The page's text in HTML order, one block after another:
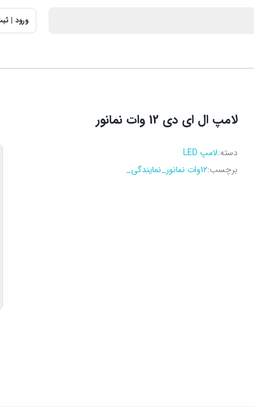
ورود |
لامپ ال ای دی 12 وات نمانور
دسته:لامپ LED
برچسب:12وات نمانور_نمایندگی_